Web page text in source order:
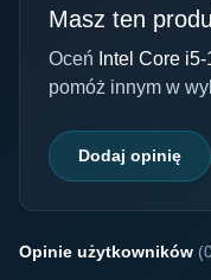
Masz ten
Oceń Intel Core
pomóż innym w
Dodaj opinię
Opinie użytkowników